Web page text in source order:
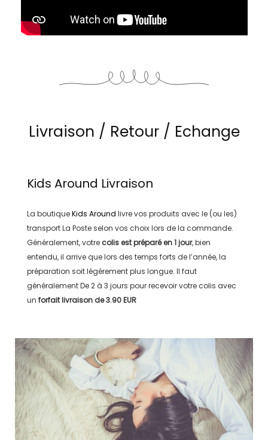
Livraison / Retour / Echange
Kids Around Livraison
La boutiqueKids Around livre vos produits avec le (ou les)
transportLa Posteselon vos choix lors de la commande.
Généralement, votre colis est préparé en1 jour, bien
entendu, il arrive que lors des temps forts de l’année, la
préparation soit légérement plus longue. Il faut
généralementDe 2 à 3 jours pour recevoir votre colis avec
un forfait livraison de3.90 EUR